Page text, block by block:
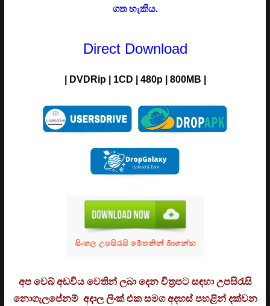
ගත හැකිය.
Direct Download
| DVDRip | 1CD | 480p | 800MB |
අප වෙබ් අඩවිය වෙතින් ලබා දෙන චිත්‍රපට සඳහා උපසිරැසි
නොගැලපේනම් අදාල ලිංක් එක සමග අදහස් පහළින් දක්වන